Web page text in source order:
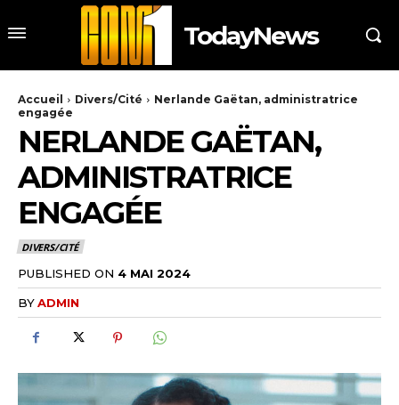
TodayNews
Accueil Divers/Cité
Nerlande Gaëtan, administratrice
engagée
NERLANDE GAËTAN,
ADMINISTRATRICE
ENGAGÉE
DIVERS/CITÉ
PUBLISHED ON 4 MAI 2024
BYADMIN